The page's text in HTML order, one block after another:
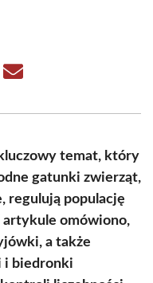
Share
temat, który
gatunki zwierząt,
regulują populację
omówiono,
a także
i biedronki